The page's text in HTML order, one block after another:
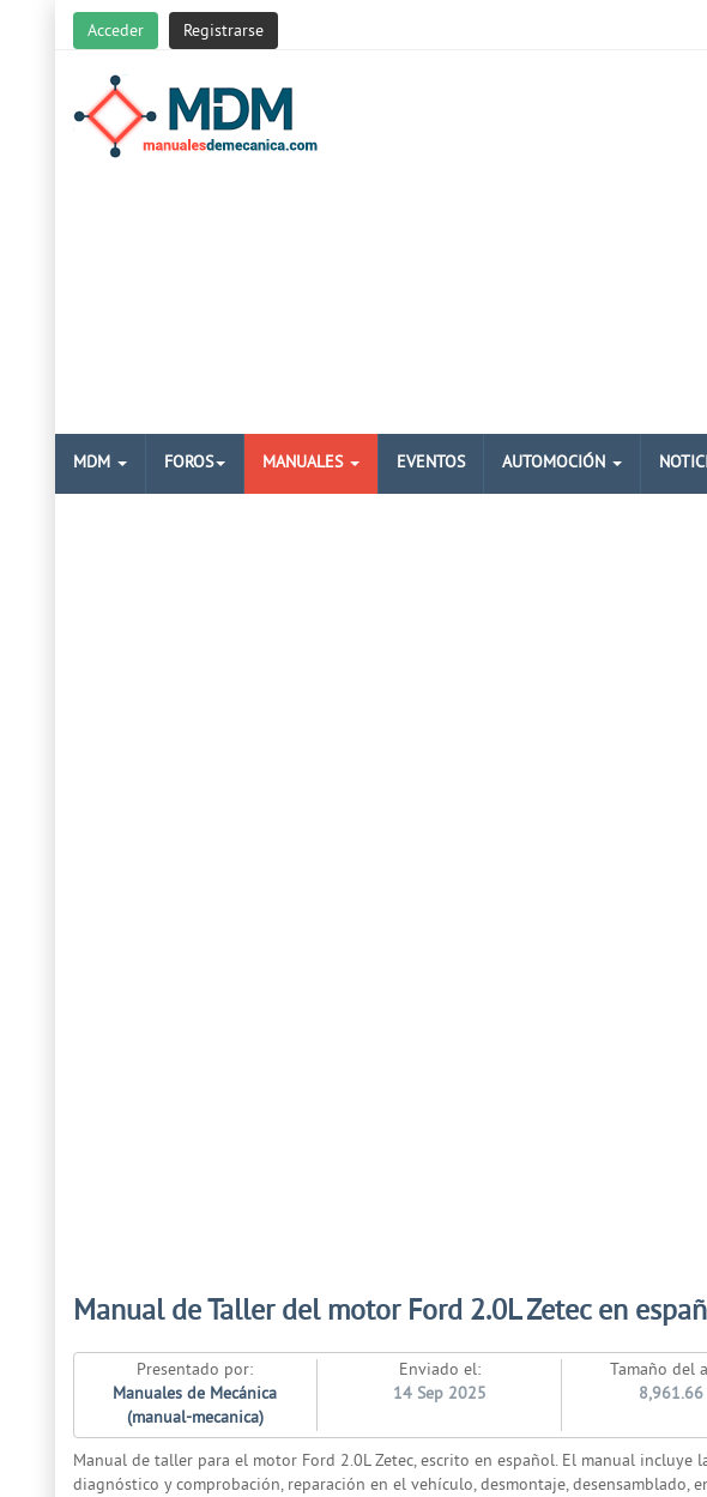
Acceder Registrarse
MDM FOROS MANUALES EVENTOS AUTOMOCIÓN
Manual de Taller del motor Ford 2.0L Zetec en
Presentado por:
Manuales de Mecánica
(manual-mecanica)
Enviado el:
14 Sep 2025
Tamaño del
Manual de taller para el motor Ford 2.0L Zetec, escrito en español. El manual incluye
diagnóstico y comprobación, reparación en el vehículo, desmontaje, desensamblado,